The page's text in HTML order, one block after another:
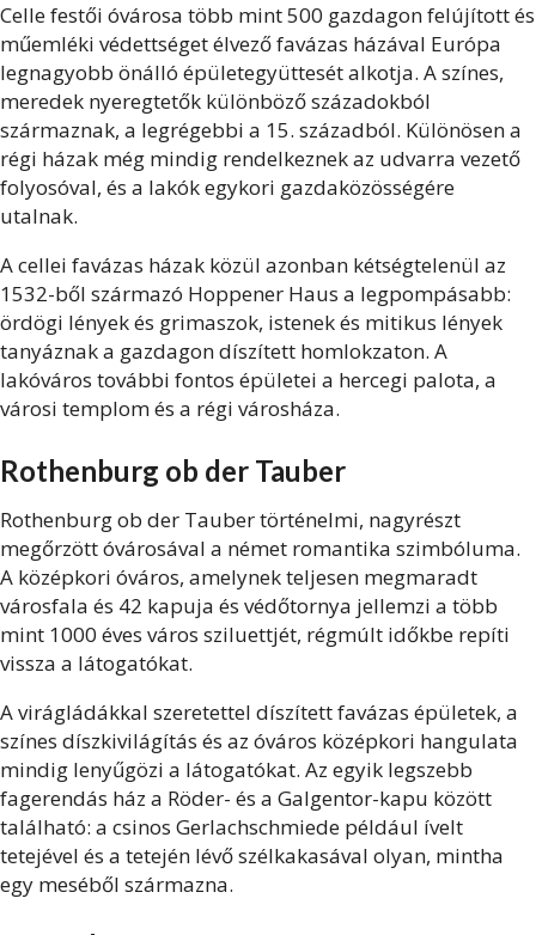
Celle festői óvárosa több mint 500 gazdagon felújított és
műemléki védettséget élvező favázas házával Európa
legnagyobb önálló épületegyüttesét alkotja. A színes,
meredek nyeregtetők különböző századokból
származnak, a legrégebbi a 15. századból. Különösen a
régi házak még mindig rendelkeznek az udvarra vezető
folyosóval, és a lakók egykori gazdaközösségére
utalnak.
A cellei favázas házak közül azonban kétségtelenül az
1532-ből származó Hoppener Haus a legpompásabb:
ördögi lények és grimaszok, istenek és mitikus lények
tanyáznak a gazdagon díszített homlokzaton. A
lakóváros további fontos épületei a hercegi palota, a
városi templom és a régi városháza.
Rothenburg ob der Tauber
Rothenburg ob der Tauber történelmi, nagyrészt
megőrzött óvárosával a német romantika szimbóluma.
A középkori óváros, amelynek teljesen megmaradt
városfala és 42 kapuja és védőtornya jellemzi a több
mint 1000 éves város sziluettjét, régmúlt időkbe repíti
vissza a látogatókat.
A virágládákkal szeretettel díszített favázas épületek, a
színes díszkivilágítás és az óváros középkori hangulata
mindig lenyűgözi a látogatókat. Az egyik legszebb
fagerendás ház a Röder- és a Galgentor-kapu között
található: a csinos Gerlachschmiede például ívelt
tetejével és a tetején lévő szélkakasával olyan, mintha
egy meséből származna.